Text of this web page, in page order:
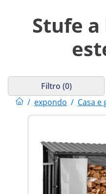
Stufe a
/ expondo / Casa e
Filtro (0)